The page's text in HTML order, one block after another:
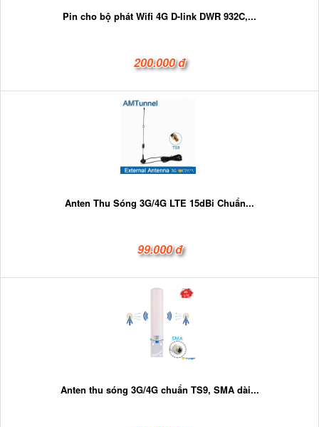
Pin cho bộ phát Wifi 4G D-link DWR 932C,...
200.000 đ
Anten Thu Sóng 3G/4G LTE 15dBi Chuẩn...
99.000 đ
Anten thu sóng 3G/4G chuẩn TS9, SMA dài...